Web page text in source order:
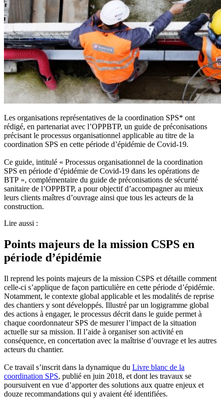
Les organisations représentatives de la coordination SPS* ont
rédigé, en partenariat avec l’OPPBTP, un guide de préconisations
précisant le processus organisationnel applicable au titre de la
coordination SPS en cette période d’épidémie de Covid-19.
Ce guide, intitulé « Processus organisationnel de la coordination
SPS en période d’épidémie de Covid-19 dans les opérations de
BTP », complémentaire du guide de préconisations de sécurité
sanitaire de l’OPPBTP, a pour objectif d’accompagner au mieux
leurs clients maîtres d’ouvrage ainsi que tous les acteurs de la
construction.
Lire aussi :
Points majeurs de la mission CSPS en
période d’épidémie
Il reprend les points majeurs de la mission CSPS et détaille comment
celle-ci s’applique de façon particulière en cette période d’épidémie.
Notamment, le contexte global applicable et les modalités de reprise
des chantiers y sont développés. Illustré par un logigramme global
des actions à engager, le processus décrit dans le guide permet à
chaque coordonnateur SPS de mesurer l’impact de la situation
actuelle sur sa mission. Il l’aide à organiser son activité en
conséquence, en concertation avec la maîtrise d’ouvrage et les autres
acteurs du chantier.
Ce travail s’inscrit dans la dynamique du Livre blanc de la
coordination SPS, publié en juin 2018, et dont les travaux se
poursuivent en vue d’apporter des solutions aux quatre enjeux et
douze recommandations qui y avaient été identifiées.